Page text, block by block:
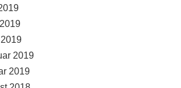
2019
2019